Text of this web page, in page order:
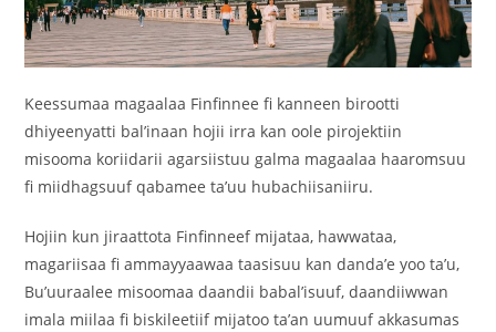
Keessumaa magaalaa Finfinnee fi kanneen birootti
dhiyeenyatti bal’inaan hojii irra kan oole pirojektiin
misooma koriidarii agarsiistuu galma magaalaa haaromsuu
fi miidhagsuuf qabamee ta’uu hubachiisaniiru.
Hojiin kun jiraattota Finfinneef mijataa, hawwataa,
magariisaa fi ammayyaawaa taasisuu kan danda’e yoo ta’u,
Bu’uuraalee misoomaa daandii babal’isuuf, daandiiwwan
imala miilaa fi biskileetiif mijatoo ta’an uumuuf akkasumas